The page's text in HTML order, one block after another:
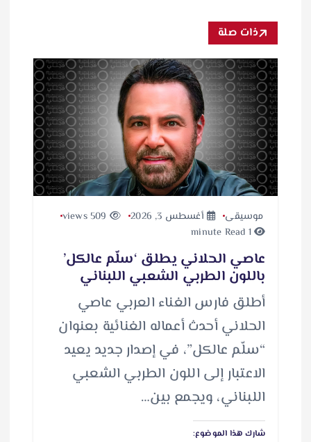
ذات صلة
موسيقى أغسطس 3, 2026
1 minute Read
عاصي الحلاني يطلق ‘سلّم عالكل’
باللون الطربي الشعبي اللبناني
أطلق فارس الغناء العربي عاصي
الحلاني أحدث أعماله الغنائية بعنوان
“سلّم عالكل”، في إصدار جديد يعيد
الاعتبار إلى اللون الطربي الشعبي
اللبناني، ويجمع بين…
شارك هذا الموضوع: